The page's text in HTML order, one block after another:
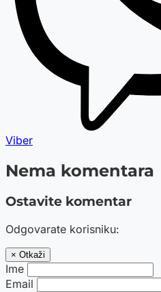
Viber
Nema komentara
Ostavite komentar
Odgovarate korisniku:
× Otkaži
Ime
Email